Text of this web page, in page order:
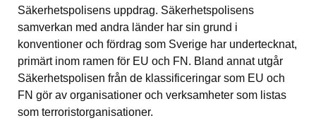
Säkerhetspolisens uppdrag. Säkerhetspolisens
samverkan med andra länder har sin grund i
konventioner och fördrag som Sverige har undertecknat,
primärt inom ramen för EU och FN. Bland annat utgår
Säkerhetspolisen från de klassificeringar som EU och
FN gör av organisationer och verksamheter som listas
som terroristorganisationer.